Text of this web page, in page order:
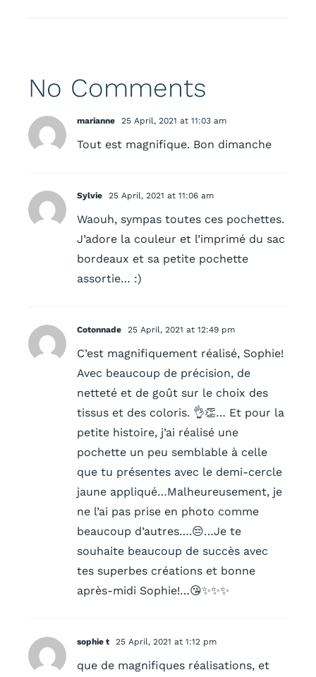
No Comments
marianne 25 April, 2021 at 11:03 am
Tout est magnifique. Bon dimanche
Sylvie 25 April, 2021 at 11:06 am
Waouh, sympas toutes ces pochettes.
J’adore la couleur et l’imprimé du sac
bordeaux et sa petite pochette
assortie… :)
Cotonnade 25 April, 2021 at 12:49 pm
C’est magnifiquement réalisé, Sophie!
Avec beaucoup de précision, de
netteté et de goût sur le choix des
tissus et des coloris. 👌👏… Et pour la
petite histoire, j’ai réalisé une
pochette un peu semblable à celle
que tu présentes avec le demi-cercle
jaune appliqué…Malheureusement, je
ne l’ai pas prise en photo comme
beaucoup d’autres….😔…Je te
souhaite beaucoup de succès avec
tes superbes créations et bonne
après-midi Sophie!…😘✨✨✨
sophie t 25 April, 2021 at 1:12 pm
que de magnifiques réalisations, et